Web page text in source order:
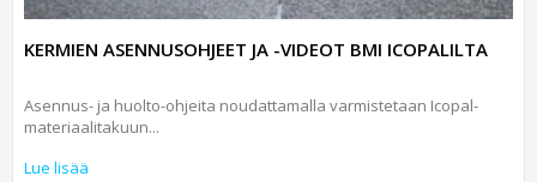
KERMIEN ASENNUSOHJEET JA -VIDEOT BMI ICOPALILTA
Asennus- ja huolto-ohjeita noudattamalla varmistetaan Icopal-
materiaalitakuun...
Lue lisää